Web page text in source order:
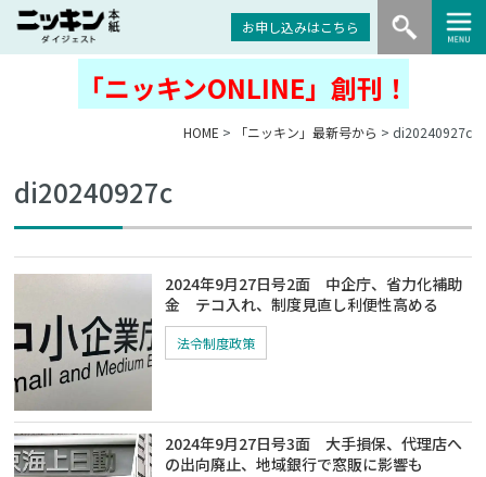
お申し込みはこちら
「ニッキンONLINE」創刊！
HOME > 「ニッキン」最新号から > di20240927c
di20240927c
2024年9月27日号2面 中企庁、省力化補助
金 テコ入れ、制度見直し利便性高める
法令制度政策
2024年9月27日号3面 大手損保、代理店へ
の出向廃止、地域銀行で窓販に影響も